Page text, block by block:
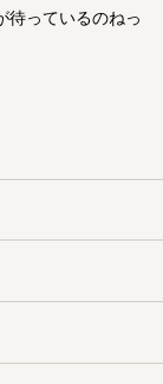
待っているのねっ